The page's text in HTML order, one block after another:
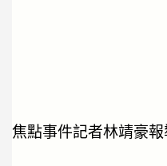
焦點事件記者林靖豪報